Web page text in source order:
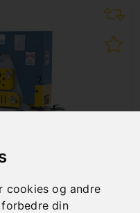
cookies og andre
din